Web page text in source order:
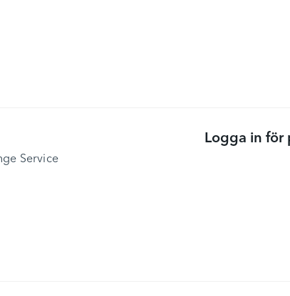
Service
Logga in för